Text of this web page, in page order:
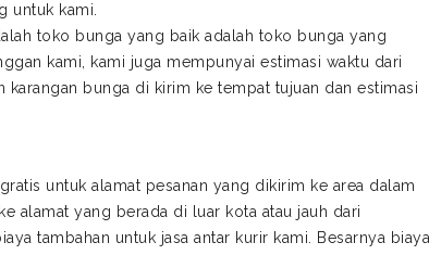
untuk kami.
toko bunga yang baik adalah toko bunga yang
kami, kami juga mempunyai estimasi waktu dari
bunga di kirim ke tempat tujuan dan estimasi
untuk alamat pesanan yang dikirim ke area dalam
alamat yang berada di luar kota atau jauh dari
tambahan untuk jasa antar kurir kami. Besarnya biaya